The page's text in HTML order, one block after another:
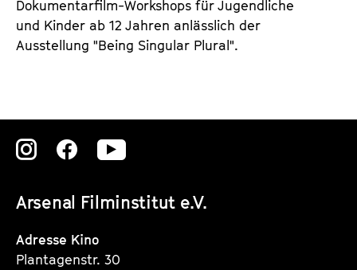
Dokumentarfilm-Workshops für Jugendliche
und Kinder ab 12 Jahren anlässlich der
Ausstellung "Being Singular Plural".
Arsenal Filminstitut e.V.
Zu
Instagram
Seite
Zu
Instagram
Seite
Zu
Instagram
Adresse Kino
Plantagenstr. 30